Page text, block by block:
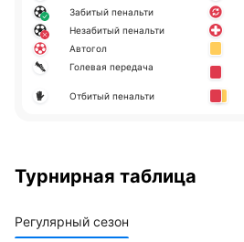
Забитый пенальти
Незабитый пенальти
Автогол
Голевая передача
Отбитый пенальти
Турнирная таблица
Регулярный сезон